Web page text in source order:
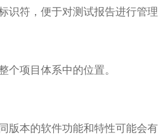
符，便于对测试报告进行管
项目体系中的位置。
本的软件功能和特性可能会